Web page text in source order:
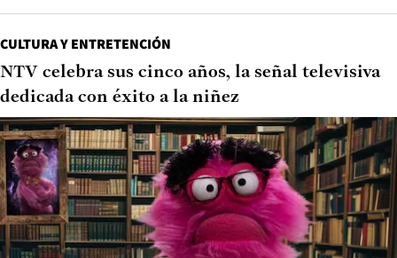
CULTURA Y ENTRETENCIÓN
NTV celebra sus cinco años, la señal televisiva
dedicada con éxito a la niñez